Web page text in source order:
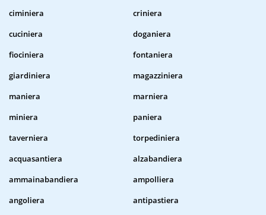
ciminiera
criniera
cuciniera
doganiera
fiociniera
fontaniera
giardiniera
magazziniera
maniera
marniera
miniera
paniera
taverniera
torpediniera
acquasantiera
alzabandiera
ammainabandiera
ampolliera
angoliera
antipastiera